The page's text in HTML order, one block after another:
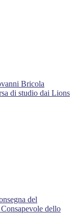
Bricola
di studio dai Lions
del
dello